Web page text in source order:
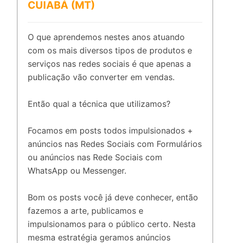
CUIABÁ (MT)
O que aprendemos nestes anos atuando
com os mais diversos tipos de produtos e
serviços nas redes sociais é que apenas a
publicação vão converter em vendas.
Então qual a técnica que utilizamos?
Focamos em posts todos impulsionados +
anúncios nas Redes Sociais com Formulários
ou anúncios nas Rede Sociais com
WhatsApp ou Messenger.
Bom os posts você já deve conhecer, então
fazemos a arte, publicamos e
impulsionamos para o público certo. Nesta
mesma estratégia geramos anúncios